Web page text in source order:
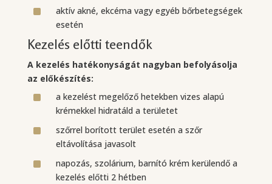
^
aktív akné, ekcéma vagy egyéb bőrbetegségek
esetén
Kezelés előtti teendők
A kezelés hatékonyságát nagyban befolyásolja
az előkészítés:
^
a kezelést megelőző hetekben vizes alapú
krémekkel hidratáld a területet
^
szőrrel borított terület esetén a szőr
eltávolítása javasolt
^
napozás, szolárium, barnító krém kerülendő a
kezelés előtti 2 hétben